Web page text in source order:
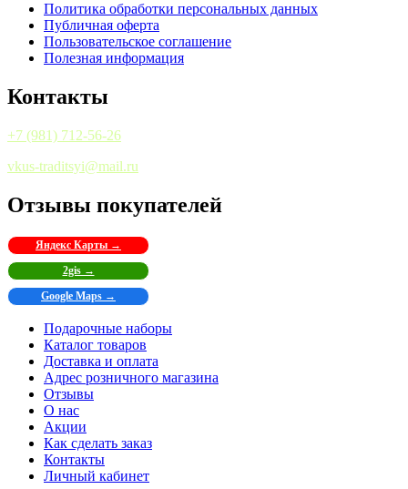
Политика обработки персональных данных
Публичная оферта
Пользовательское соглашение
Полезная информация
Контакты
+7 (981) 712-56-26
vkus-traditsyi@mail.ru
Отзывы покупателей
Яндекс Карты →
2gis →
Google Maps →
Подарочные наборы
Каталог товаров
Доставка и оплата
Адрес розничного магазина
Отзывы
О нас
Акции
Как сделать заказ
Контакты
Личный кабинет